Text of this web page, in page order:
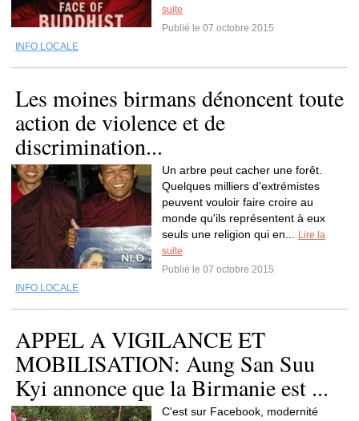
suite
Publié le 07 octobre 2015
INFO LOCALE
Les moines birmans dénoncent toute
action de violence et de
discrimination...
Un arbre peut cacher une forêt.
Quelques milliers d'extrémistes
peuvent vouloir faire croire au
monde qu'ils représentent à eux
seuls une religion qui en...
Lire la
suite
Publié le 07 octobre 2015
INFO LOCALE
APPEL A VIGILANCE ET
MOBILISATION: Aung San Suu
Kyi annonce que la Birmanie est ...
C'est sur Facebook, modernité